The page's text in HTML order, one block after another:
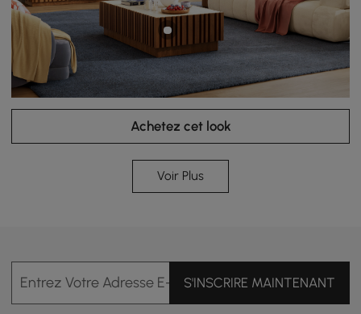
Achetez cet look
Voir Plus
Entrez Votre Adresse E-mailS'INSCRIRE MAINTENANT